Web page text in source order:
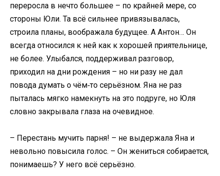
переросла в нечто большее – по крайней мере, со
стороны Юли. Та всё сильнее привязывалась,
строила планы, воображала будущее. А Антон… Он
всегда относился к ней как к хорошей приятельнице,
не более. Улыбался, поддерживал разговор,
приходил на дни рождения – но ни разу не дал
повода думать о чём‑то серьёзном. Яна не раз
пыталась мягко намекнуть на это подруге, но Юля
словно закрывала глаза на очевидное.
– Перестань мучить парня! – не выдержала Яна и
невольно повысила голос. – Он жениться собирается,
понимаешь? У него всё серьёзно.